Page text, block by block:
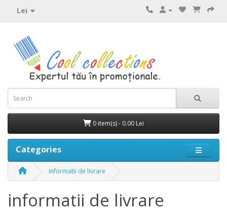
Lei
0 item(s) - 0.00 Lei
Categories
informatii de livrare
informatii de livrare